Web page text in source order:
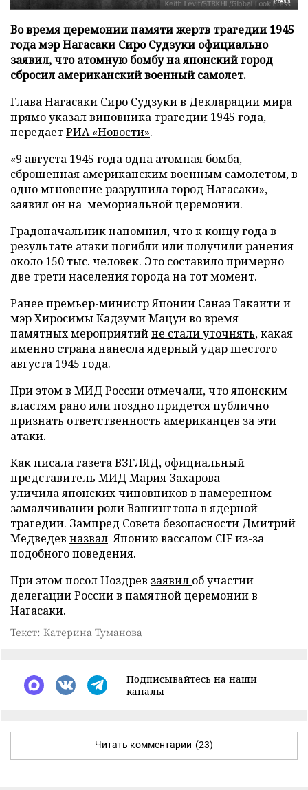
Во время церемонии памяти жертв трагедии 1945
года мэр Нагасаки Сиро Судзуки официально
заявил, что атомную бомбу на японский город
сбросил американский военный самолет.
Глава Нагасаки Сиро Судзуки в Декларации мира
прямо указал виновника трагедии 1945 года,
передаетРИА «Новости».
«9 августа 1945 года одна атомная бомба,
сброшенная американским военным самолетом, в
одно мгновение разрушила город Нагасаки», –
заявил он на мемориальной церемонии.
Градоначальник напомнил, что к концу года в
результате атаки погибли или получили ранения
около 150 тыс. человек. Это составило примерно
две трети населения города на тот момент.
Ранее премьер-министр Японии Санаэ Такаити и
мэр Хиросимы Кадзуми Мацуи во время
памятных мероприятийне стали уточнять, какая
именно страна нанесла ядерный удар шестого
августа 1945 года.
При этом в МИД России отмечали, что японским
властям рано или поздно придется публично
признать ответственность американцев за эти
атаки.
Как писала газета ВЗГЛЯД, официальный
представитель МИД Мария Захарова
уличилаяпонских чиновников в намеренном
замалчивании роли Вашингтона в ядерной
трагедии. Зампред Совета безопасности Дмитрий
Медведев назвал Японию вассалом CIF из-за
подобного поведения.
При этом посол Ноздрев заявил об участии
делегации России в памятной церемонии в
Нагасаки.
Текст: Катерина Туманова
Подписывайтесь на наши
каналы
Читать комментарии (23)